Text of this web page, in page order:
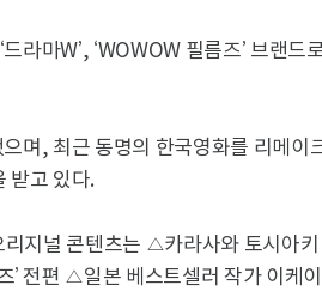
라마W’, ‘WOWOW 필름즈’ 브랜드
며, 최근 동명의 한국영화를 리메이
받고 있다.
지널 콘텐츠는 △카라사와 토시아키
전편 △일본 베스트셀러 작가 이케